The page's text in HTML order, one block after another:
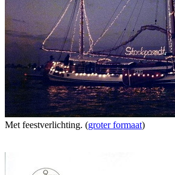
Met feestverlichting. (groter formaat)